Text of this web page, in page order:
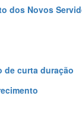
dos Novos
de curta duração